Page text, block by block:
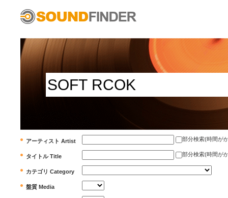
アーティスト Artist 部分検索(時間が
タイトル Title 部分検索(時間が
カテゴリ Category
盤質 Media